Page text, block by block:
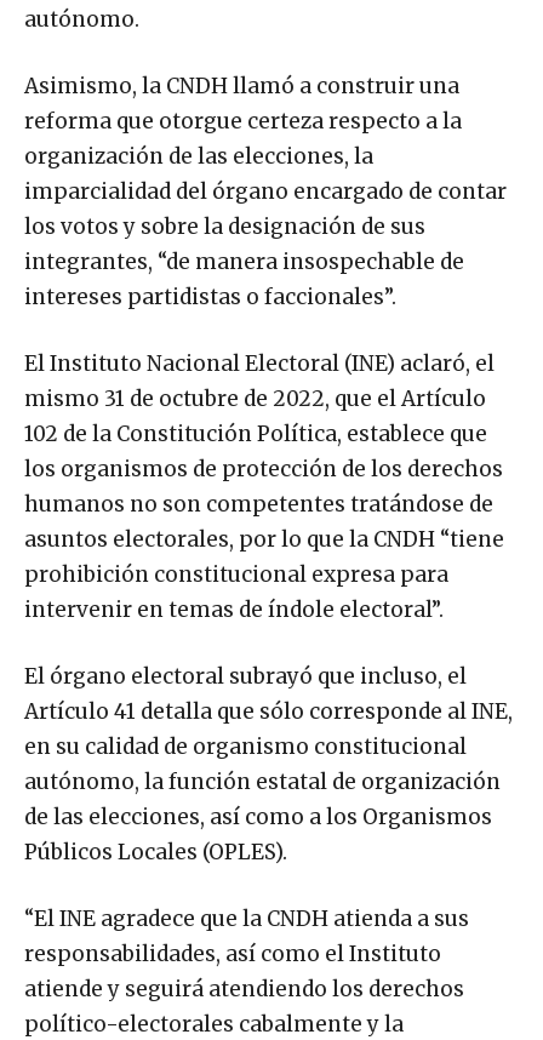
autónomo.
Asimismo, la CNDH llamó a construir una
reforma que otorgue certeza respecto a la
organización de las elecciones, la
imparcialidad del órgano encargado de contar
los votos y sobre la designación de sus
integrantes, “de manera insospechable de
intereses partidistas o faccionales”.
El Instituto Nacional Electoral (INE) aclaró, el
mismo 31 de octubre de 2022, que el Artículo
102 de la Constitución Política, establece que
los organismos de protección de los derechos
humanos no son competentes tratándose de
asuntos electorales, por lo que la CNDH “tiene
prohibición constitucional expresa para
intervenir en temas de índole electoral”.
El órgano electoral subrayó que incluso, el
Artículo 41 detalla que sólo corresponde al INE,
en su calidad de organismo constitucional
autónomo, la función estatal de organización
de las elecciones, así como a los Organismos
Públicos Locales (OPLES).
“El INE agradece que la CNDH atienda a sus
responsabilidades, así como el Instituto
atiende y seguirá atendiendo los derechos
político-electorales cabalmente y la